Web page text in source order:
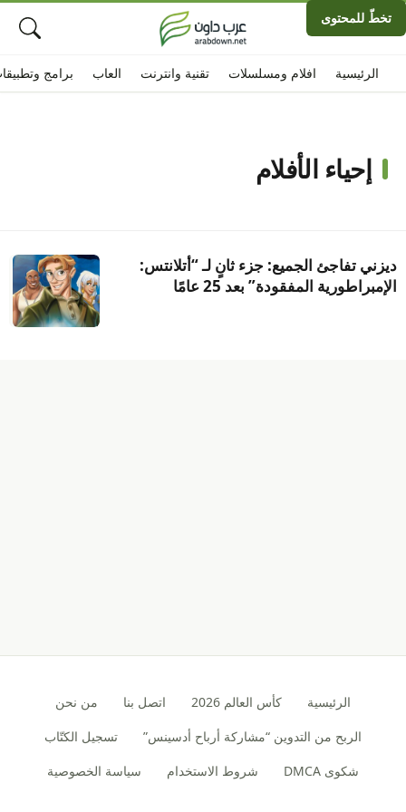
تخطّ للمحتوى
الرئيسية افلام ومسلسلات تقنية وانترنت العاب برامج
إحياء الأفلام
ديزني تفاجئ الجميع: جزء ثانٍ لـ “أتلانتس:
الإمبراطورية المفقودة” بعد 25 عامًا
الرئيسية كأس العالم 2026 اتصل بنا
من نحن
الربح من التدوين “مشاركة أرباح أدسينس”
تسجيل الكتّاب
شكوى DMCA
شروط الاستخدام سياسة الخصوصية